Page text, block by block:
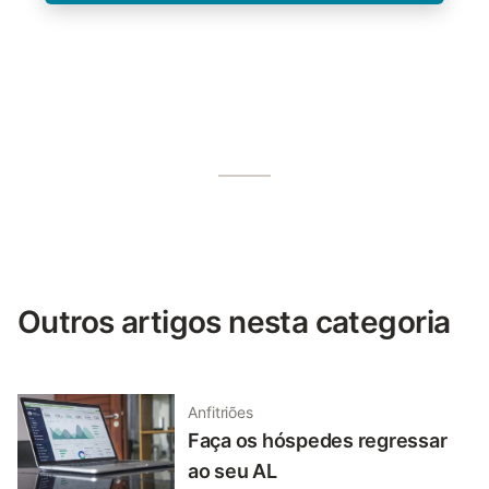
Outros artigos nesta categoria
Anfitriões
Faça os hóspedes regressar
ao seu AL